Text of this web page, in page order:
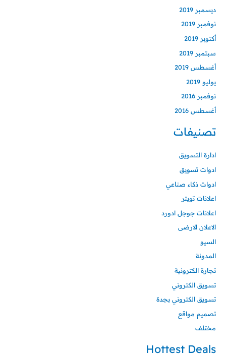
ديسمبر 2019
نوفمبر 2019
أكتوبر 2019
سبتمبر 2019
أغسطس 2019
يوليو 2019
نوفمبر 2016
أغسطس 2016
تصنيفات
ادارة التسويق
ادوات تسويق
ادوات ذكاء صناعي
اعلانات تويتر
اعلانات جوجل ادورد
الاعلان الارضى
السيو
المدونة
تجارة الكترونية
تسويق الكتروني
تسويق الكتروني بجدة
تصميم مواقع
مختلف
Hottest Deals